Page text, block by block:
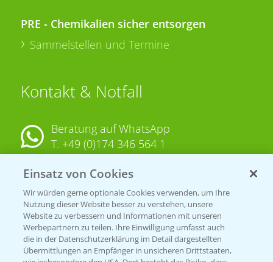
PRE - Chemikalien sicher entsorgen
Sammelstellen und Termine
Kontakt & Notfall
Beratung auf WhatsApp
T. +49 (0)174 346 564 1
KONTAKT
Hilfe in Notfällen
T.+49 (0)214/30-20220
Einsatz von Cookies
Wir würden gerne optionale Cookies verwenden, um Ihre
Nutzung dieser Website besser zu verstehen, unsere
Website zu verbessern und Informationen mit unseren
Werbepartnern zu teilen. Ihre Einwilligung umfasst auch
die in der Datenschutzerklärung im Detail dargestellten
Übermittlungen an Empfänger in unsicheren Drittstaaten,